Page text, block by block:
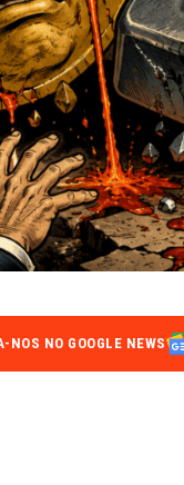
NOS NO GOOGLE NEWS